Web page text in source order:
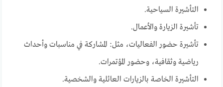
التأشيرة السياحية.
تأشيرة الزيارة والأعمال.
تأشيرة حضور الفعاليات، مثل: المشاركة في مناسبات وأحداث
رياضية وثقافية، وحضور المؤتمرات.
التأشيرة الخاصة بالزيارات العائلية والشخصية.